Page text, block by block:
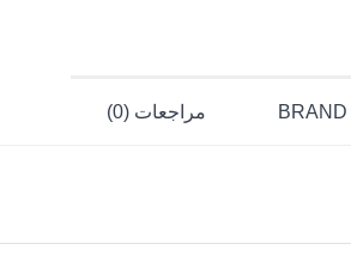
BRAND مراجعات (0)